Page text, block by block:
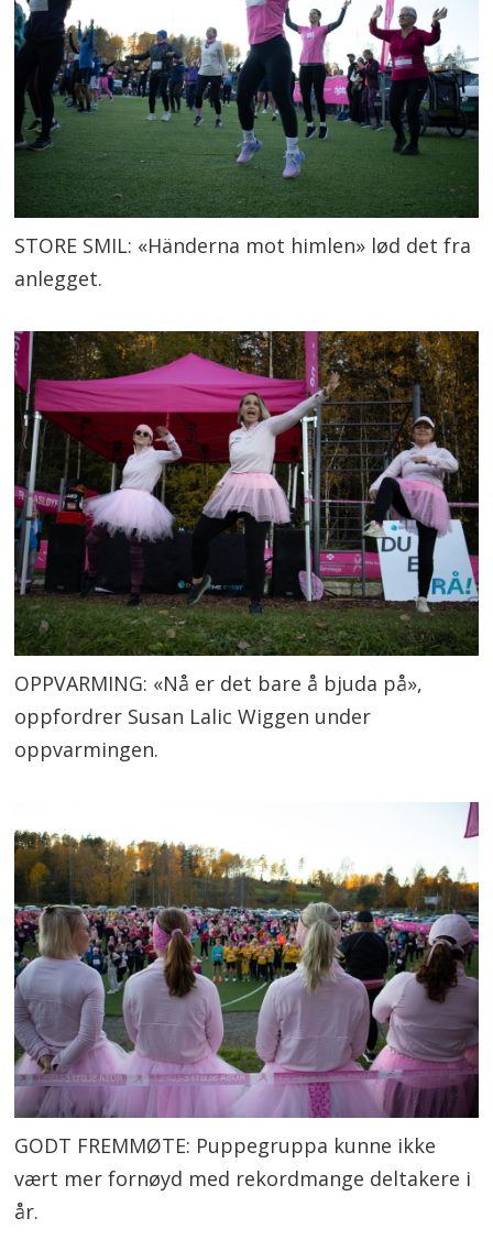
STORE SMIL: «Händerna mot himlen» lød det fra
anlegget.
OPPVARMING: «Nå er det bare å bjuda på»,
oppfordrer Susan Lalic Wiggen under
oppvarmingen.
GODT FREMMØTE: Puppegruppa kunne ikke
vært mer fornøyd med rekordmange deltakere i
år.